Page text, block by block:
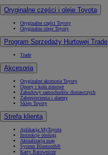
Oryginalne części i oleje Toyota
Oryginalne części Toyoty
Oryginalne oleje Toyoty
Program Sprzedaży Hurtowej Trade
Trade
Akcesoria
Oryginalne akcesoria Toyoty
Opony i koła zimowe
Zabudowy samochodów dostawczych
Zabezpieczenia i alarmy
Sklep Toyoty
Strefa klienta
Aplikacja MyToyota
Instrukcje obsługi
Aktualizacja map
System Bluetooth®
Karty Ratownicze